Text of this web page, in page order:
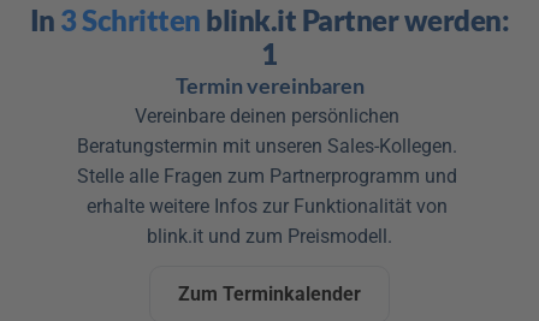
In 3 Schritten blink.it Partner werden:
1
Termin vereinbaren
Vereinbare deinen persönlichen
Beratungstermin mit unseren Sales-Kollegen.
Stelle alle Fragen zum Partnerprogramm und
erhalte weitere Infos zur Funktionalität von
blink.it und zum Preismodell.
Zum Terminkalender